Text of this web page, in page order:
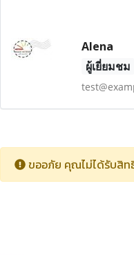
Alena
ผู้เยี่ยมชม
ขออภัย คุณไม่ได้รับสิทธิ